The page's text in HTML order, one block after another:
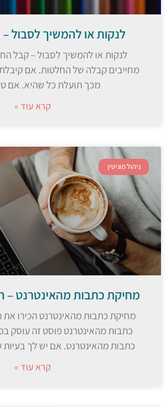
לנקות או להמשיך לסבול
לנקות או להמשיך לסבול – קבל
מחייבים קבלה של החלטות. אם
מכך תועלת כל שהיא. אם
קרא עוד »
ניהול מוניטין
מחיקת כתבות מהאינטרנט –
מחיקת כתבות מהאינטרנט הכירו את
כתבות מהאינטרנט פוסט זה עוסק
כתבות מהאינטרנט. אם יש לך
קרא עוד »